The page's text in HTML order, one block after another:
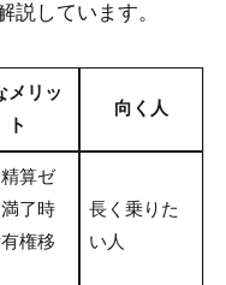
説しています。
メリッ
ト
向く人
算ゼ
了時
権移
長く乗りた
い人